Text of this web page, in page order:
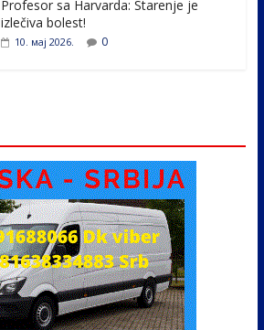
Profesor sa Harvarda: Starenje je
izlečiva bolest!
10. мај 2026. 0